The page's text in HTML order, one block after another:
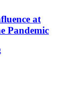
at
Pandemic